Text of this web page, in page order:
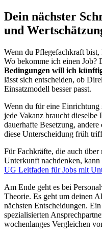
Dein nächster
und
Wenn du Pflegefachkraft
Wo bekomme ich einen Job?
Bedingungen will ich
lässt sich entscheiden, ob
Einsatzmodell besser passt.
Wenn du für eine
jede Vakanz braucht
dauerhafte Besetzung,
diese Unterscheidung früh
Für Fachkräfte, die auch
Unterkunft nachdenken,
UG Leitfaden für Jobs mit
Am Ende geht es bei
Theorie. Es geht um deinen
nächsten Entscheidungen.
spezialisierten
wochenlanges Vergleichen